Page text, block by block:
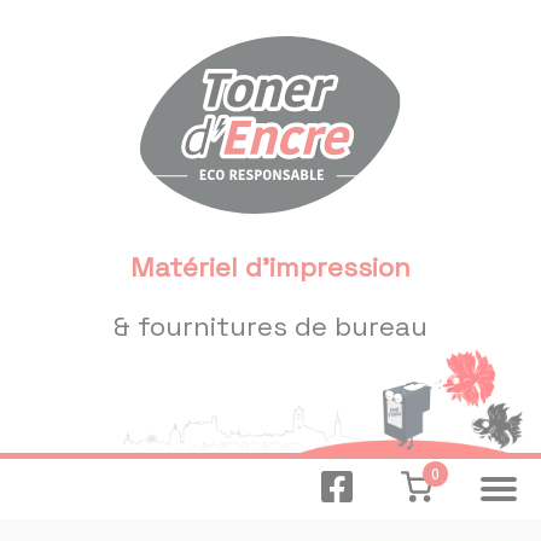
Matériel d'impression
& fournitures de bureau
0